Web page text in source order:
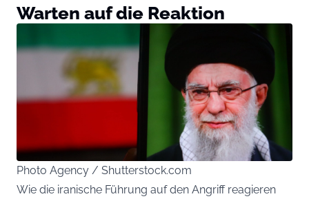
Warten auf die Reaktion
Photo Agency / Shutterstock.com
Wie die iranische Führung auf den Angriff reagieren